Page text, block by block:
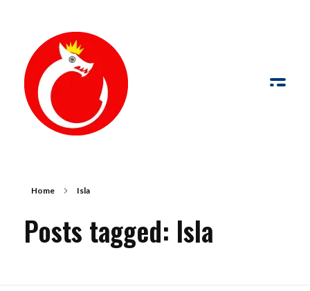
Home Isla
Posts tagged: Isla